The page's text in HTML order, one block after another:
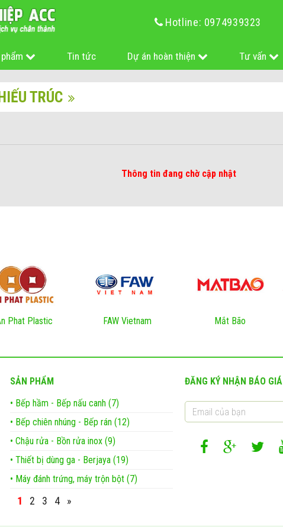
Hotline: 0974939323
Tin tức Dự án hoàn thiện Tư vấn
TRÚC
Thông tin đang chờ cập nhật
Phat Plastic FAW Vietnam Mắt Bão
SẢN PHẨM
• Bếp hầm - Bếp nấu canh (7)
• Bếp chiên nhúng - Bếp rán (12)
• Chậu rửa - Bồn rửa inox (9)
• Thiết bị dùng ga - Berjaya (19)
• Máy đánh trứng, máy trộn bột (7)
1 2 3 4 »
ĐĂNG KÝ NHẬN BÁO GIÁ